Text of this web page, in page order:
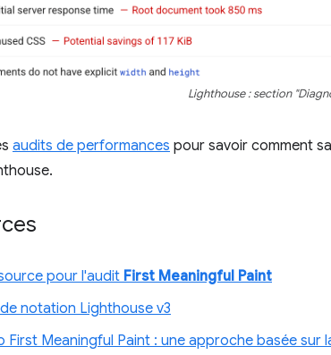
Lighthouse : section
audits de performances pour savoir comment
pour l'audit First Meaningful Paint
notation Lighthouse v3
First Meaningful Paint : une approche basée sur